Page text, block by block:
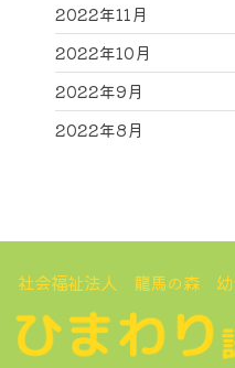
2022年11月
2022年10月
2022年9月
2022年8月
社会福祉法人 龍馬の森 幼